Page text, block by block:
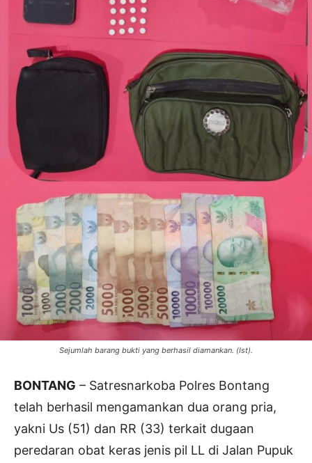
Sejumlah barang bukti yang berhasil diamankan. (Ist).
BONTANG – Satresnarkoba Polres Bontang
telah berhasil mengamankan dua orang pria,
yakni Us (51) dan RR (33) terkait dugaan
peredaran obat keras jenis pil LL di Jalan Pupuk